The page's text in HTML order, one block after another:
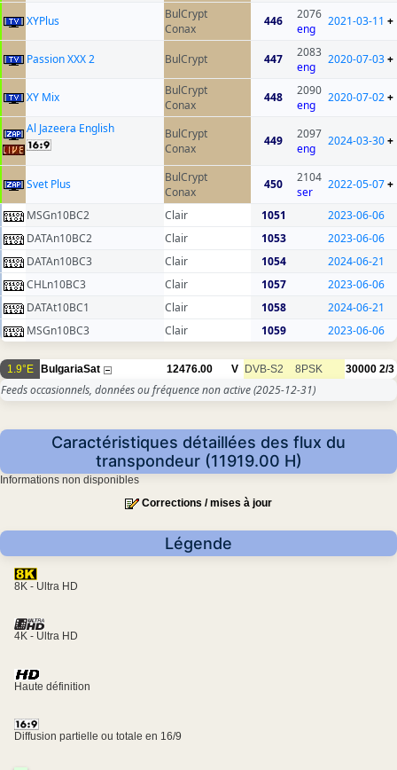
XYPlus
BulCrypt
Conax
446
2076
eng
2021-03-11 +
Passion XXX 2 BulCrypt 447
2083
eng
2020-07-03+
XY Mix
BulCrypt
Conax
448
2090
eng
2020-07-02+
Al Jazeera English
BulCrypt
Conax
449
2097
eng
2024-03-30+
Svet Plus
BulCrypt
Conax
450
2104
ser
2022-05-07+
MSGn10BC2 Clair 1051
2023-06-06
DATAn10BC2
Clair 1053
2023-06-06
DATAn10BC3
Clair 1054
2024-06-21
CHLn10BC3
Clair 1057
2023-06-06
DATAt10BC1
Clair 1058
2024-06-21
MSGn10BC3
Clair 1059 2023-06-06
1.9°E BulgariaSat 12476.00 V DVB-S2 8PSK 30000 2/3
Feeds occasionnels, données ou fréquence non active(2025-12-31)
Caractéristiques détaillées des flux du
transpondeur (11919.00 H)
Informations non disponibles
Corrections / mises à jour
Légende
8K - Ultra HD
4K - Ultra HD
Haute définition
Diffusion partielle ou totale en 16/9